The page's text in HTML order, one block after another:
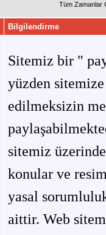
Tüm Zamanlar
Bilgilendirme
Sitemiz bir "
yüzden
edilmeksizin
sitemiz
konular ve
yasal
aittir. Web